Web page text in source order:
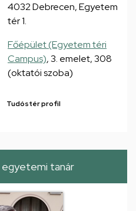
4032 Debrecen, Egyetem
tér 1.
Főépület (Egyetem téri
Campus), 3. emelet, 308
(oktatói szoba)
Tudóstér profil
egyetemi tanár